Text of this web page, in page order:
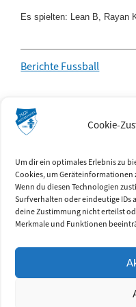
Cookie-
Um dir ein optimales Erlebnis zu
Cookies, um
Wenn du diesen Technologien
Surfverhalten oder eindeutige IDs
deine Zustimmung nicht erteilst
Merkmale und Funktionen
Es spielten: Lean B, Rayan
Berichte Fussball
Kontakt
TSGV Hattenhofen e.V.
Ringstr. 3
73110 Hattenhofen